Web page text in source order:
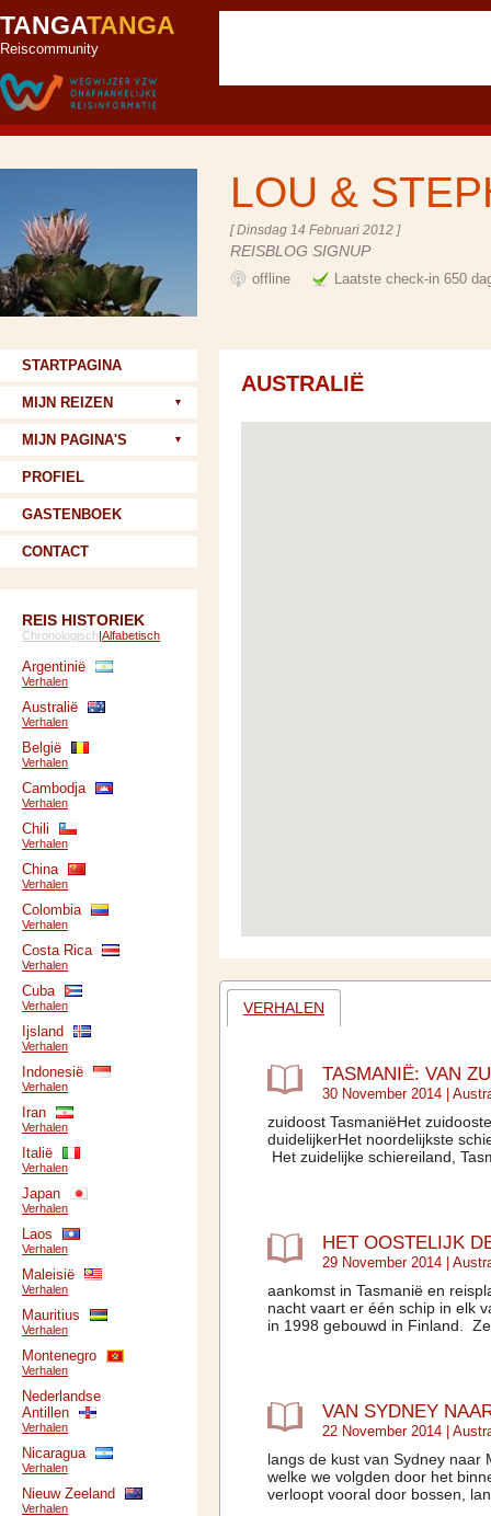
TANGATANGA
Reiscommunity
LOU &
[ Dinsdag 14 Februari 2012 ]
REISBLOG SIGNUP
offline Laatste check-in 650
AUSTRALIË
VERHALEN
TASMANIË: VAN
30 November 2014 |
zuidoost TasmaniëHet
duidelijkerHet noordelijkste
Het zuidelijke schiereiland,
HET OOSTELIJK
29 November 2014 |
aankomst in Tasmanië en
nacht vaart er één schip in elk
in 1998 gebouwd in Finland.
VAN SYDNEY
22 November 2014 |
langs de kust van Sydney naar
welke we volgden door het
verloopt vooral door bossen,
STARTPAGINA
MIJN REIZEN
MIJN PAGINA'S
PROFIEL
GASTENBOEK
CONTACT
REIS HISTORIEK
Chronologisch|Alfabetisch
Argentinië
Verhalen
Australië
Verhalen
België
Verhalen
Cambodja
Verhalen
Chili
Verhalen
China
Verhalen
Colombia
Verhalen
Costa Rica
Verhalen
Cuba
Verhalen
Ijsland
Verhalen
Indonesië
Verhalen
Iran
Verhalen
Italië
Verhalen
Japan
Verhalen
Laos
Verhalen
Maleisië
Verhalen
Mauritius
Verhalen
Montenegro
Verhalen
Nederlandse
Antillen
Verhalen
Nicaragua
Verhalen
Nieuw Zeeland
Verhalen